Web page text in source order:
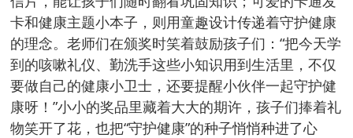
卡和健康主题小本子，则用童趣设计传递着守护健康
的理念。老师们在颁奖时笑着鼓励孩子们：“把今天学
到的咳嗽礼仪、勤洗手这些小知识用到生活里，不仅
要做自己的健康小卫士，还要提醒小伙伴一起守护健
康呀！”小小的奖品里藏着大大的期许，孩子们捧着礼
物笑开了花，也把“守护健康”的种子悄悄种进了心